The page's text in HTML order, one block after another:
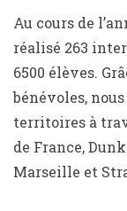
Au cours de
réalisé 263
6500 élèves.
bénévoles,
territoires à
de France,
Marseille et